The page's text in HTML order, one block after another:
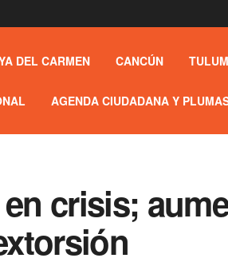
DEL CARMEN CANCÚN TULUM
AGENDA CIUDADANA Y
crisis;